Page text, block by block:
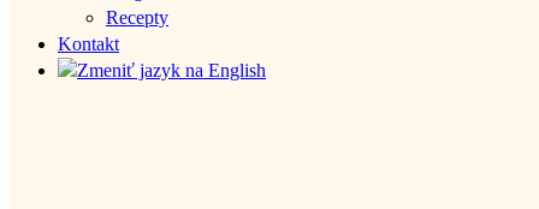
Recepty
Kontakt